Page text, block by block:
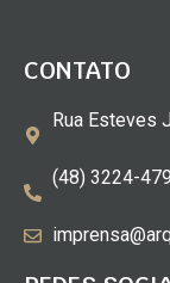
CONTATO
Rua Esteves
(48) 3224-